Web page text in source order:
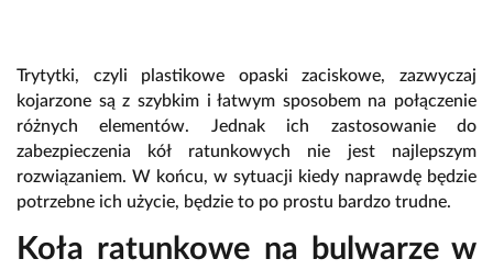
Trytytki, czyli plastikowe opaski zaciskowe, zazwyczaj
kojarzone są z szybkim i łatwym sposobem na połączenie
różnych elementów. Jednak ich zastosowanie do
zabezpieczenia kół ratunkowych nie jest najlepszym
rozwiązaniem. W końcu, w sytuacji kiedy naprawdę będzie
potrzebne ich użycie, będzie to po prostu bardzo trudne.
Koła ratunkowe na bulwarze w